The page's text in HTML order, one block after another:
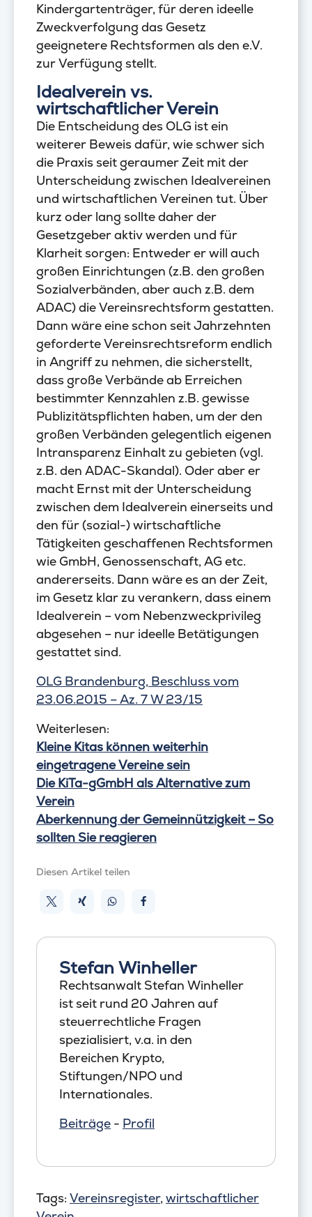
Kindergartenträger, für deren ideelle
Zweckverfolgung das Gesetz
geeignetere Rechtsformen als den e.V.
zur Verfügung stellt.
Idealverein vs.
wirtschaftlicher Verein
Die Entscheidung des OLG ist ein
weiterer Beweis dafür, wie schwer sich
die Praxis seit geraumer Zeit mit der
Unterscheidung zwischen Idealvereinen
und wirtschaftlichen Vereinen tut. Über
kurz oder lang sollte daher der
Gesetzgeber aktiv werden und für
Klarheit sorgen: Entweder er will auch
großen Einrichtungen (z.B. den großen
Sozialverbänden, aber auch z.B. dem
ADAC) die Vereinsrechtsform gestatten.
Dann wäre eine schon seit Jahrzehnten
geforderte Vereinsrechtsreform endlich
in Angriff zu nehmen, die sicherstellt,
dass große Verbände ab Erreichen
bestimmter Kennzahlen z.B. gewisse
Publizitätspflichten haben, um der den
großen Verbänden gelegentlich eigenen
Intransparenz Einhalt zu gebieten (vgl.
z.B. den ADAC-Skandal). Oder aber er
macht Ernst mit der Unterscheidung
zwischen dem Idealverein einerseits und
den für (sozial-) wirtschaftliche
Tätigkeiten geschaffenen Rechtsformen
wie GmbH, Genossenschaft, AG etc.
andererseits. Dann wäre es an der Zeit,
im Gesetz klar zu verankern, dass einem
Idealverein – vom Nebenzweckprivileg
abgesehen – nur ideelle Betätigungen
gestattet sind.
OLG Brandenburg, Beschluss vom
23.06.2015 – Az. 7 W 23/15
Weiterlesen:
Kleine Kitas können weiterhin
eingetragene Vereine sein
Die KiTa-gGmbH als Alternative zum
Verein
Aberkennung der Gemeinnützigkeit – So
sollten Sie reagieren
Diesen Artikel teilen
Stefan Winheller
Rechtsanwalt Stefan Winheller
ist seit rund 20 Jahren auf
steuerrechtliche Fragen
spezialisiert, v.a. in den
Bereichen Krypto,
Stiftungen/NPO und
Internationales.
Beiträge - Profil
Tags: Vereinsregister, wirtschaftlicher